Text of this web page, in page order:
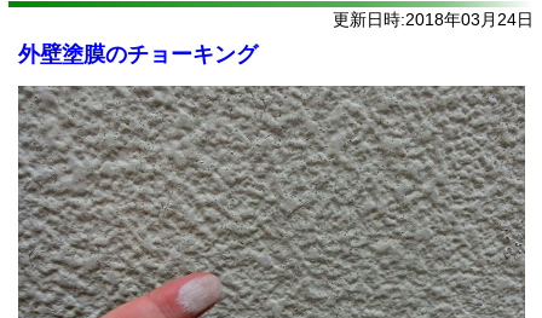
更新日時:2018年03月24日
外壁塗膜のチョーキング